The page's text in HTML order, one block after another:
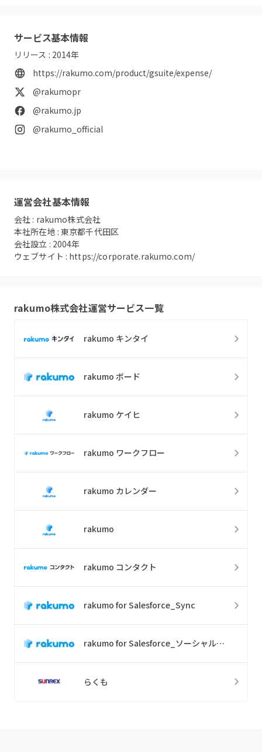
サービス基本情報
リリース : 2014年
https://rakumo.com/product/gsuite/expense/
@rakumopr
@rakumo.jp
@rakumo_official
運営会社基本情報
会社 : rakumo株式会社
本社所在地 :東京都千代田区
会社設立 : 2004年
ウェブサイト : https://corporate.rakumo.com/
rakumo株式会社運営サービス一覧
rakumo キンタイ
rakumo ボード
rakumo ケイヒ
rakumo ワークフロー
rakumo カレンダー
rakumo
rakumo コンタクト
rakumo for Salesforce_Sync
rakumo for Salesforce_ソーシャルスケジューラー
らくも